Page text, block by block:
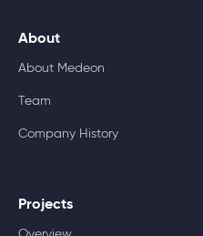
About
About Medeon
Team
Company History
Projects